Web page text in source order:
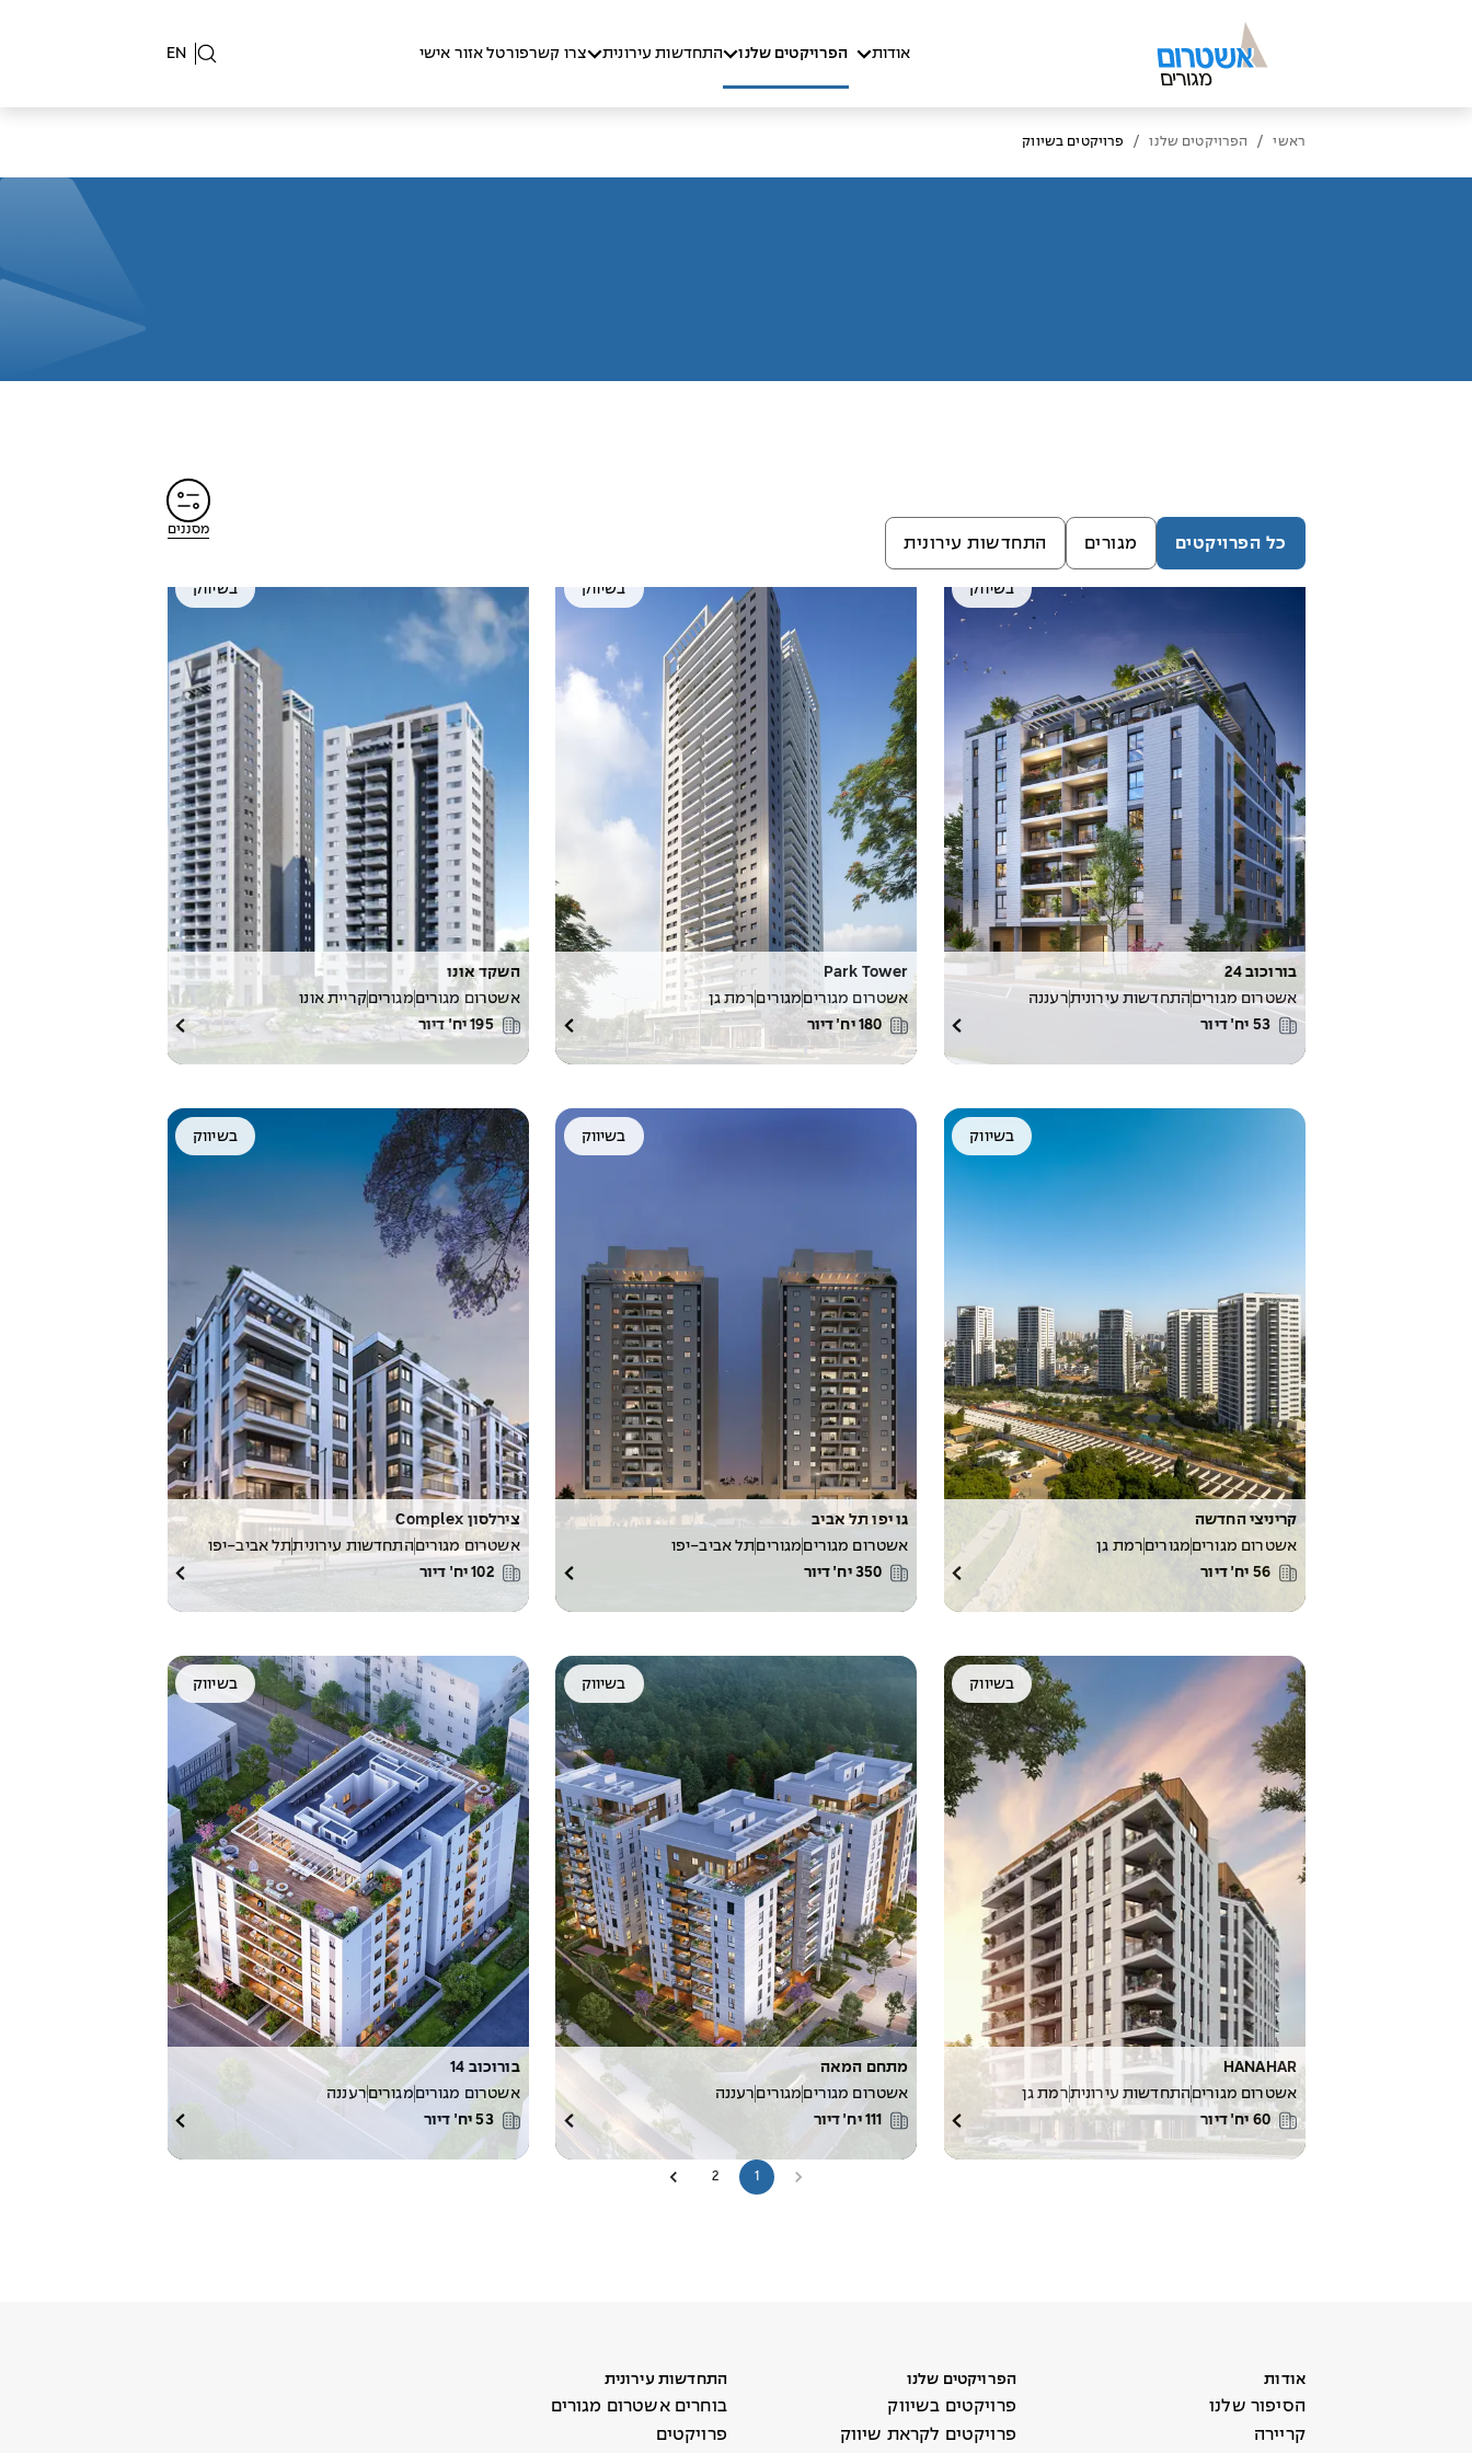
אודות הפרויקטים שלנו התחדשות עירונית צרו קשרפורטל אזור אישי EN
ראשי / הפרויקטים שלנו / פרויקטים בשיווק
כל הפרויקטים מגורים התחדשות עירונית
מסננים
בשיווק
בורוכוב 24
אשטרום מגורים התחדשות עירוניתרעננה
53 יח׳ דיור
בשיווק
Park Tower
אשטרום מגורים מגוריםרמת גן
180 יח׳ דיור
בשיווק
השקד אונו
אשטרום מגורים מגוריםקריית אונו
195 יח׳ דיור
בשיווק
קריניצי החדשה
אשטרום מגורים מגורים רמת גן
56 יח׳ דיור
בשיווק
גו יפו תל אביב
אשטרום מגורים מגורים תל אביב-יפו
350 יח׳ דיור
בשיווק
צירלסון Complex
אשטרום מגוריםהתחדשות עירוניתתל אביב-יפו
102 יח׳ דיור
בשיווק
HANAHAR
אשטרום מגוריםהתחדשות עירוניתרמת גן
60 יח׳ דיור
בשיווק
מתחם המאה
אשטרום מגורים מגורים רעננה
111 יח׳ דיור
בשיווק
בורוכוב 14
אשטרום מגורים מגוריםרעננה
53 יח׳ דיור
1
2
אודות
הסיפור שלנו
קריירה
הפרויקטים שלנו
פרויקטים בשיווק
פרויקטים לקראת שיווק
התחדשות עירונית
בוחרים אשטרום מגורים
פרויקטים